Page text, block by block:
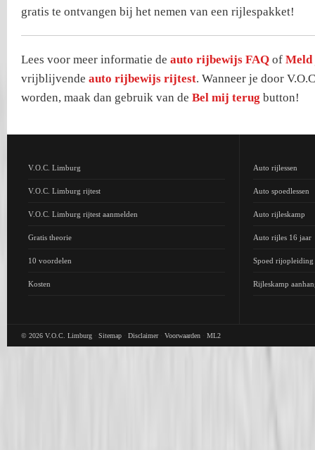
gratis te ontvangen bij het nemen van een rijlespakket!
Lees voor meer informatie de auto rijbewijs FAQ of Meld
vrijblijvende auto rijbewijs rijtest. Wanneer je door
worden, maak dan gebruik van de Bel mij terug button!
V.O.C. Limburg
V.O.C. Limburg rijtest
V.O.C. Limburg rijtest aanmelden
Gratis theorie
10 voordelen
Kosten
Auto rijlessen
Auto spoedlessen
Auto rijleskamp
Auto rijles 16 jaar
Spoed rijopleiding
Rijleskamp
© 2026 V.O.C. Limburg Sitemap Disclaimer· Voorwaarden ML2